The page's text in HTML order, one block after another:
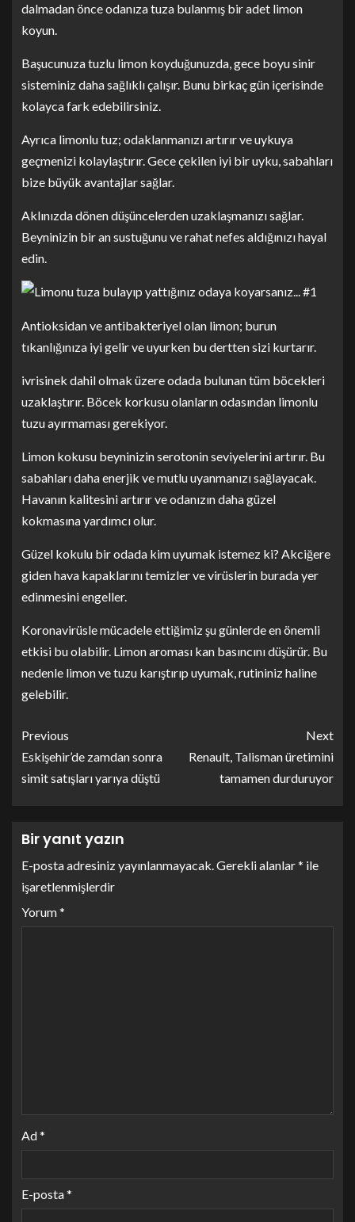
dalmadan önce odanıza tuza bulanmış bir adet limon
koyun.
Başucunuza tuzlu limon koyduğunuzda, gece boyu sinir
sisteminiz daha sağlıklı çalışır. Bunu birkaç gün içerisinde
kolayca fark edebilirsiniz.
Ayrıca limonlu tuz; odaklanmanızı artırır ve uykuya
geçmenizi kolaylaştırır. Gece çekilen iyi bir uyku, sabahları
bize büyük avantajlar sağlar.
Aklınızda dönen düşüncelerden uzaklaşmanızı sağlar.
Beyninizin bir an sustuğunu ve rahat nefes aldığınızı hayal
edin.
Antioksidan ve antibakteriyel olan limon; burun
tıkanlığınıza iyi gelir ve uyurken bu dertten sizi kurtarır.
ivrisinek dahil olmak üzere odada bulunan tüm böcekleri
uzaklaştırır. Böcek korkusu olanların odasından limonlu
tuzu ayırmaması gerekiyor.
Limon kokusu beyninizin serotonin seviyelerini artırır. Bu
sabahları daha enerjik ve mutlu uyanmanızı sağlayacak.
Havanın kalitesini artırır ve odanızın daha güzel
kokmasına yardımcı olur.
Güzel kokulu bir odada kim uyumak istemez ki? Akciğere
giden hava kapaklarını temizler ve virüslerin burada yer
edinmesini engeller.
Koronavirüsle mücadele ettiğimiz şu günlerde en önemli
etkisi bu olabilir. Limon aroması kan basıncını düşürür. Bu
nedenle limon ve tuzu karıştırıp uyumak, rutininiz haline
gelebilir.
Previous
Eskişehir’de zamdan sonra
simit satışları yarıya düştü
Next
Renault, Talisman üretimini
tamamen durduruyor
Bir yanıt yazın
E-posta adresiniz yayınlanmayacak.Gerekli alanlar* ile
işaretlenmişlerdir
Yorum*
Ad*
E-posta*